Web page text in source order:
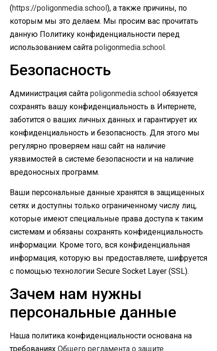
(https://poligonmedia.school), а также причины, по
которым мы это делаем. Мы просим вас прочитать
данную Политику конфиденциальности перед
использованием сайта poligonmedia.school.
Безопасность
Администрация сайта poligonmedia.school обязуется
сохранять вашу конфиденциальность в Интернете,
заботится о ваших личных данных и гарантирует их
конфиденциальность и безопасность. Для этого мы
регулярно проверяем наш сайт на наличие
уязвимостей в системе безопасности и на наличие
вредоносных программ.
Ваши персональные данные хранятся в защищенных
сетях и доступны только ограниченному числу лиц,
которые имеют специальные права доступа к таким
системам и обязаны сохранять конфиденциальность
информации. Кроме того, вся конфиденциальная
информация, которую вы предоставляете, шифруется
с помощью технологии Secure Socket Layer (SSL).
Зачем нам нужны
персональные данные
Наша политика конфиденциальности основана на
требованиях Общего регламента о защите